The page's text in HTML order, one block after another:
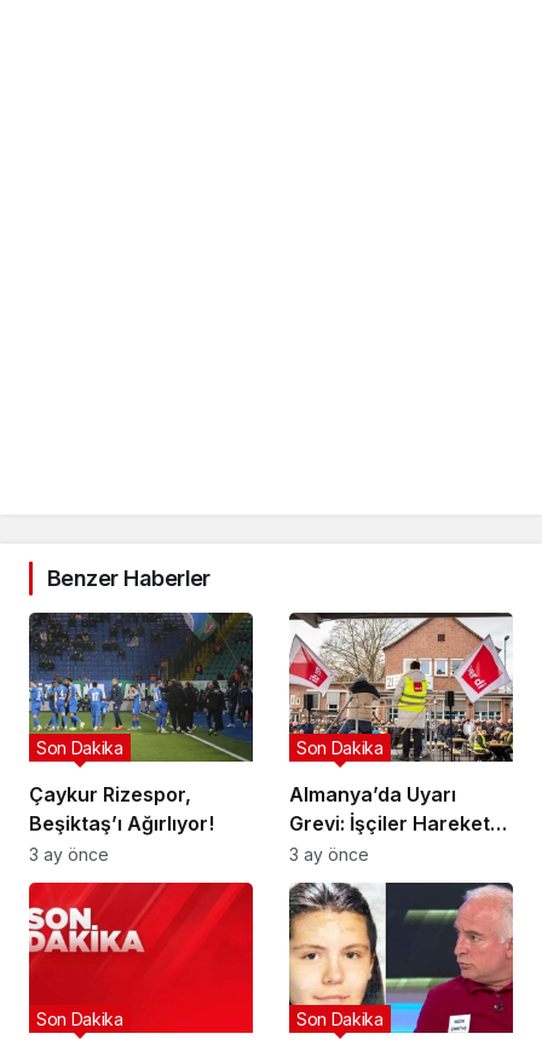
Benzer Haberler
Çaykur Rizespor,
Beşiktaş’ı Ağırlıyor!
Son Dakika
3 ay önce
Almanya’da Uyarı
Grevi: İşçiler Harekete
Geçti!
Son Dakika
3 ay önce
Son Dakika Son Dakika